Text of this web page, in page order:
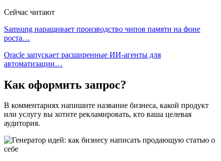
Сейчас читают
Samsung наращивает производство чипов памяти на фоне
роста…
Oracle запускает расширенные ИИ‑агенты для
автоматизации…
Как оформить запрос?
В комментариях напишите название бизнеса, какой продукт
или услугу вы хотите рекламировать, кто ваша целевая
аудитория.